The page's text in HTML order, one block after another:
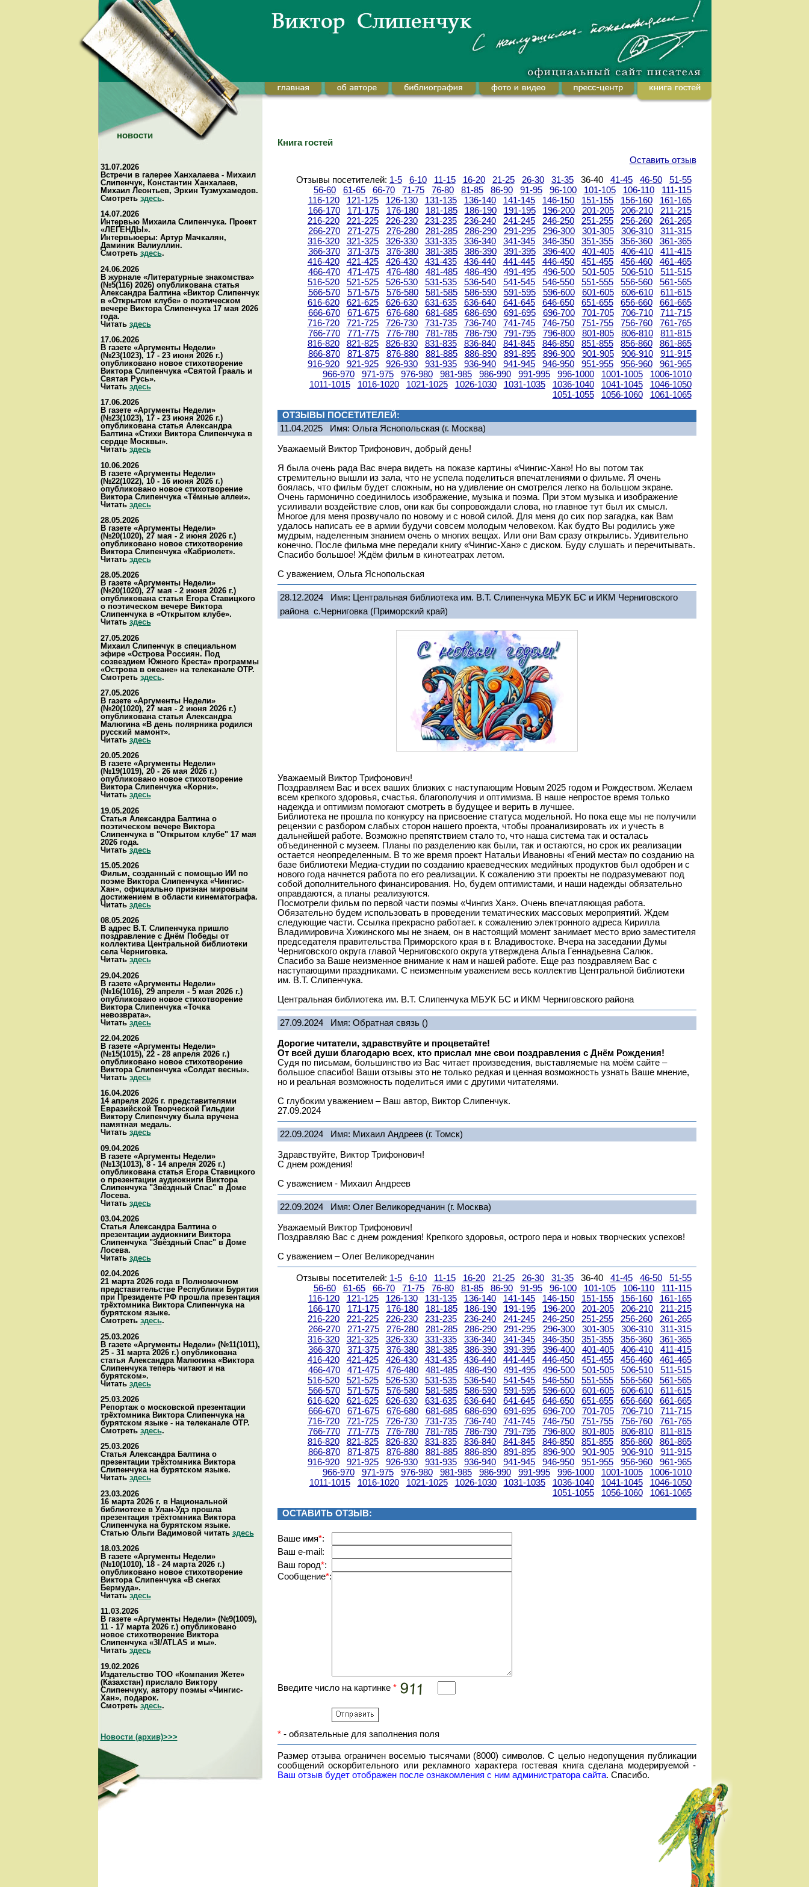
новости
31.07.2026
Встречи в галерее Ханхалаева - Михаил
Слипенчук, Константин Ханхалаев,
Михаил Леонтьев, Эркин Тузмухамедов.
Смотреть здесь.
14.07.2026
Интервью Михаила Слипенчука. Проект
«ЛЕГЕНДЫ».
Интервьюеры: Артур Мачкалян,
Даминик Валиуллин.
Смотреть здесь.
24.06.2026
В журнале «Литературные знакомства»
(№5(116) 2026) опубликована статья
Александра Балтина «Виктор Слипенчук
в «Открытом клубе» о поэтическом
вечере Виктора Слипенчука 17 мая 2026
года.
Читать здесь
17.06.2026
В газете «Аргументы Недели»
(№23(1023), 17 - 23 июня 2026 г.)
опубликовано новое стихотворение
Виктора Слипенчука «Святой Грааль и
Святая Русь».
Читать здесь
17.06.2026
В газете «Аргументы Недели»
(№23(1023), 17 - 23 июня 2026 г.)
опубликована статья Александра
Балтина «Стихи Виктора Слипенчука в
сердце Москвы».
Читать здесь
10.06.2026
В газете «Аргументы Недели»
(№22(1022), 10 - 16 июня 2026 г.)
опубликовано новое стихотворение
Виктора Слипенчука «Тёмные аллеи».
Читать здесь
28.05.2026
В газете «Аргументы Недели»
(№20(1020), 27 мая - 2 июня 2026 г.)
опубликовано новое стихотворение
Виктора Слипенчука «Кабриолет».
Читать здесь
28.05.2026
В газете «Аргументы Недели»
(№20(1020), 27 мая - 2 июня 2026 г.)
опубликована статья Егора Ставицкого
о поэтическом вечере Виктора
Слипенчука в «Открытом клубе».
Читать здесь
27.05.2026
Михаил Слипенчук в специальном
эфире «Острова Россиян. Под
созвездием Южного Креста» программы
«Острова в океане» на телеканале ОТР.
Смотреть здесь.
27.05.2026
В газете «Аргументы Недели»
(№20(1020), 27 мая - 2 июня 2026 г.)
опубликована статья Александра
Малюгина «В день полярника родился
русский мамонт».
Читать здесь
20.05.2026
В газете «Аргументы Недели»
(№19(1019), 20 - 26 мая 2026 г.)
опубликовано новое стихотворение
Виктора Слипенчука «Корни».
Читать здесь
19.05.2026
Статья Александра Балтина о
поэтическом вечере Виктора
Слипенчука в "Открытом клубе" 17 мая
2026 года.
Читатьздесь
15.05.2026
Фильм, созданный с помощью ИИ по
поэме Виктора Слипенчука «Чингис-
Хан», официально признан мировым
достижением в области кинематографа.
Читать здесь
08.05.2026
В адрес В.Т. Слипенчука пришло
поздравление с Днём Победы от
коллектива Центральной библиотеки
села Черниговка.
Читать здесь
29.04.2026
В газете «Аргументы Недели»
(№16(1016), 29 апреля - 5 мая 2026 г.)
опубликовано новое стихотворение
Виктора Слипенчука «Точка
невозврата».
Читатьздесь
22.04.2026
В газете «Аргументы Недели»
(№15(1015), 22 - 28 апреля 2026 г.)
опубликовано новое стихотворение
Виктора Слипенчука «Солдат весны».
Читать здесь
16.04.2026
14 апреля 2026 г. представителями
Евразийской Творческой Гильдии
Виктору Слипенчуку была вручена
памятная медаль.
Читать здесь
09.04.2026
В газете «Аргументы Недели»
(№13(1013), 8 - 14 апреля 2026 г.)
опубликована статья Егора Ставицкого
о презентации аудиокниги Виктора
Слипенчука "Звёздный Спас" в Доме
Лосева.
Читать здесь
03.04.2026
Статья Александра Балтина о
презентации аудиокниги Виктора
Слипенчука "Звёздный Спас" в Доме
Лосева.
Читать здесь
02.04.2026
21 марта 2026 года в Полномочном
представительстве Республики Бурятия
при Президенте РФ прошла презентация
трёхтомника Виктора Слипенчука на
бурятском языке.
Смотреть здесь.
25.03.2026
В газете «Аргументы Недели» (№11(1011),
25 - 31 марта 2026 г.) опубликована
статья Александра Малюгина «Виктора
Слипенчука теперь читают и на
бурятском».
Читать здесь
25.03.2026
Репортаж о московской презентации
трёхтомника Виктора Слипенчука на
бурятском языке - на телеканале ОТР.
Смотреть здесь.
25.03.2026
Статья Александра Балтина о
презентации трёхтомника Виктора
Слипенчука на бурятском языке.
Читать здесь
23.03.2026
16 марта 2026 г. в Национальной
библиотеке в Улан-Удэ прошла
презентация трёхтомника Виктора
Слипенчука на бурятском языке.
Статью Ольги Вадимовой читать здесь
18.03.2026
В газете «Аргументы Недели»
(№10(1010), 18 - 24 марта 2026 г.)
опубликовано новое стихотворение
Виктора Слипенчука «В снегах
Бермуда».
Читать здесь
11.03.2026
В газете «Аргументы Недели» (№9(1009),
11 - 17 марта 2026 г.) опубликовано
новое стихотворение Виктора
Слипенчука «3I/ATLAS и мы».
Читать здесь
19.02.2026
Издательство ТОО «Компания Жете»
(Казахстан) прислало Виктору
Слипенчуку, автору поэмы «Чингис-
Хан», подарок.
Смотреть здесь.
Новости (архив)>>>
Книга гостей
Оставить отзыв
Отзывы посетителей: 1-5 6-10 11-15 16-20 21-25 26-30 31-35 36-40 41-45 46-50
51-55
56-60
61-65 66-70 71-75 76-80 81-85 86-90 91-95 96-100 101-105 106-110
111-115
116-120
121-125 126-130 131-135 136-140 141-145 146-150 151-155 156-160
161-165
166-170
171-175 176-180 181-185 186-190 191-195 196-200 201-205 206-210
211-215
216-220
221-225 226-230 231-235 236-240 241-245 246-250 251-255 256-260
261-265
266-270
271-275 276-280 281-285 286-290 291-295 296-300 301-305 306-310
311-315
316-320
321-325 326-330 331-335 336-340 341-345 346-350 351-355 356-360
361-365
366-370
371-375 376-380 381-385 386-390 391-395 396-400 401-405 406-410
411-415
416-420
421-425 426-430 431-435 436-440 441-445 446-450 451-455 456-460
461-465
466-470
471-475 476-480 481-485 486-490 491-495 496-500 501-505 506-510
511-515
516-520
521-525 526-530 531-535 536-540 541-545 546-550 551-555 556-560
561-565
566-570
571-575 576-580 581-585 586-590 591-595 596-600 601-605 606-610
611-615
616-620
621-625 626-630 631-635 636-640 641-645 646-650 651-655 656-660
661-665
666-670
671-675 676-680 681-685 686-690 691-695 696-700 701-705 706-710
711-715
716-720
721-725 726-730 731-735 736-740 741-745 746-750 751-755 756-760
761-765
766-770
771-775 776-780 781-785 786-790 791-795 796-800 801-805 806-810
811-815
816-820
821-825 826-830 831-835 836-840 841-845 846-850 851-855 856-860
861-865
866-870
871-875 876-880 881-885 886-890 891-895 896-900 901-905 906-910
911-915
916-920
921-925 926-930 931-935 936-940 941-945 946-950 951-955 956-960
961-965
966-970
971-975 976-980 981-985 986-990 991-995 996-1000 1001-1005
1006-1010
1011-1015
1016-1020 1021-1025 1026-1030 1031-1035 1036-1040 1041-1045
1046-1050
1051-1055
1056-1060 1061-1065
ОТЗЫВЫ ПОСЕТИТЕЛЕЙ:
11.04.2025
Имя: Ольга Яснопольская (г. Москва)
Уважаемый Виктор Трифонович, добрый день!
Я была очень рада Вас вчера видеть на показе картины «Чингис-Хан»! Но вы потом так
стремительно вышли из зала, что не успела поделиться впечатлениями о фильме. Я очень
боялась, что фильм будет сложным, но на удивление он смотрелся легко на большом экране.
Очень гармонично соединилось изображение, музыка и поэма. При этом музыка и изображение
усиливали воздействие слов, они как бы сопровождали слова, но главное тут был их смысл.
Многое для меня прозвучало по новому и с новой силой. Для меня до сих пор загадка, как Вам
удалось написать ее в армии будучи совсем молодым человеком. Как будто Вы родились уже
мудрым, наделенным знанием очень о многих вещах. Или они Вам сразу открылись. Удивительно
конечно. После фильма мне передали книгу «Чингис-Хан» с диском. Буду слушать и перечитывать.
Спасибо большое! Ждём фильм в кинотеатрах летом.
С уважением, Ольга Яснопольская
28.12.2024
Имя: Центральная библиотека им. В.Т. Слипенчука МБУК БС и ИКМ Черниговского
района с.Черниговка(Приморский край)
Уважаемый Виктор Трифонович!
Поздравляем Вас и всех ваших близких с наступающим Новым 2025 годом и Рождеством. Желаем
всем крепкого здоровья, счастья. благополучия и оптимизма. В наше непростое время только
надежда и оптимизм помогают смотреть в будущее и верить в лучшее.
Библиотека не прошла по конкурсу на присвоение статуса модельной. Но пока еще мы не получили
рецензии с разбором слабых сторон нашего проекта, чтобы проанализировать их и учесть в
дальнейшей работе. Возможно препятствием стало то, что наша система так и осталась
объединенной с музеем. Планы по разделению как были, так и остаются, но срок их реализации
остается неопределенным. В то же время проект Натальи Ивановны «Гений места» по созданию на
базе библиотеки Медиа-студии по созданию краеведческих медийных продуктов был одобрен и с
нового года начнется работа по его реализации. К сожалению эти проекты не подразумевают под
собой дополнительного финансирования. Но, будем оптимистами, и наши надежды обязательно
оправдаются, а планы реализуются.
Посмотрели фильм по первой части поэмы «Чингиз Хан». Очень впечатляющая работа.
Обязательно будем использовать в проведении тематических массовых мероприятий. Ждем
следующие части. Ссылка прекрасно работает. к сожалению электронного адреса Кирилла
Владимировича Хижинского мы не знаем, он в настоящий момент занимает место врио заместителя
председателя правительства Приморского края в г. Владивостоке. Вчера на заседании Думы
Черниговского округа главой Черниговского округа утверждена Альга Геннадьевна Салюк.
Спасибо за Ваше неизменное внимание к нам и нашей работе. Еще раз поздравляем Вас с
наступающими праздниками. С неизменным уважением весь коллектив Центральной библиотеки
им. В.Т. Слипенчука.
Центральная библиотека им. В.Т. Слипенчука МБУК БС и ИКМ Черниговского района
27.09.2024 Имя: Обратная связь()
Дорогие читатели, здравствуйте и процветайте!
От всей души благодарю всех, кто прислал мне свои поздравления с Днём Рождения!
Судя по письмам, большинство из Вас читает произведения, выставляемые на моём сайте –
большое спасибо! Ваши отзывы это не только редкая и ценная возможность узнать Ваше мнение,
но и реальная возможность поделиться ими с другими читателями.
С глубоким уважением – Ваш автор, Виктор Слипенчук.
27.09.2024
22.09.2024 Имя: Михаил Андреев(г. Томск)
Здравствуйте, Виктор Трифонович!
С днем рождения!
С уважением - Михаил Андреев
22.09.2024 Имя: Олег Великоредчанин(г. Москва)
Уважаемый Виктор Трифонович!
Поздравляю Вас с днем рождения! Крепкого здоровья, острого пера и новых творческих успехов!
С уважением – Олег Великоредчанин
Отзывы посетителей: 1-5 6-10 11-15 16-20 21-25 26-30 31-35 36-40 41-45 46-50
51-55
56-60
61-65 66-70 71-75 76-80 81-85 86-90 91-95 96-100 101-105 106-110
111-115
116-120
121-125 126-130 131-135 136-140 141-145 146-150 151-155 156-160
161-165
166-170
171-175 176-180 181-185 186-190 191-195 196-200 201-205 206-210
211-215
216-220
221-225 226-230 231-235 236-240 241-245 246-250 251-255 256-260
261-265
266-270
271-275 276-280 281-285 286-290 291-295 296-300 301-305 306-310
311-315
316-320
321-325 326-330 331-335 336-340 341-345 346-350 351-355 356-360
361-365
366-370
371-375 376-380 381-385 386-390 391-395 396-400 401-405 406-410
411-415
416-420
421-425 426-430 431-435 436-440 441-445 446-450 451-455 456-460
461-465
466-470
471-475 476-480 481-485 486-490 491-495 496-500 501-505 506-510
511-515
516-520
521-525 526-530 531-535 536-540 541-545 546-550 551-555 556-560
561-565
566-570
571-575 576-580 581-585 586-590 591-595 596-600 601-605 606-610
611-615
616-620
621-625 626-630 631-635 636-640 641-645 646-650 651-655 656-660
661-665
666-670
671-675 676-680 681-685 686-690 691-695 696-700 701-705 706-710
711-715
716-720
721-725 726-730 731-735 736-740 741-745 746-750 751-755 756-760
761-765
766-770
771-775 776-780 781-785 786-790 791-795 796-800 801-805 806-810
811-815
816-820
821-825 826-830 831-835 836-840 841-845 846-850 851-855 856-860
861-865
866-870
871-875 876-880 881-885 886-890 891-895 896-900 901-905 906-910
911-915
916-920
921-925 926-930 931-935 936-940 941-945 946-950 951-955 956-960
961-965
966-970
971-975 976-980 981-985 986-990 991-995 996-1000 1001-1005
1006-1010
1011-1015
1016-1020 1021-1025 1026-1030 1031-1035 1036-1040 1041-1045
1046-1050
1051-1055
1056-1060 1061-1065
ОСТАВИТЬ ОТЗЫВ:
Вашe имя*:
Ваш e-mail:
Ваш город*:
Сообщение*:
Введите число на картинке *
*- обязательные для заполнения поля
Размер отзыва ограничен восемью тысячами (8000) символов. С целью недопущения публикации
сообщений оскорбительного или рекламного характера гостевая книга сделана модерируемой -
Ваш отзыв будет отображен после ознакомления с ним администратора сайта. Спасибо.